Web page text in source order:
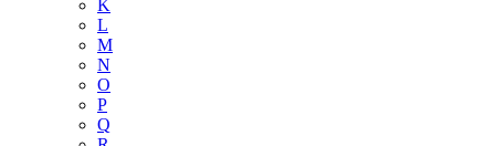
K
L
M
N
O
P
Q